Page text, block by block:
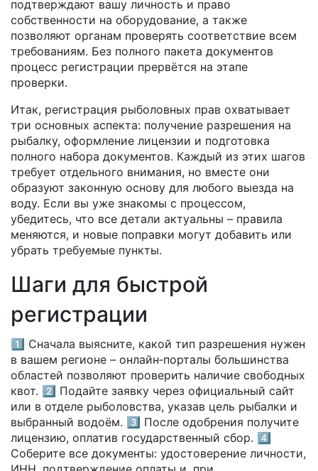
подтверждают вашу личность и право
собственности на оборудование, а также
позволяют органам проверять соответствие всем
требованиям. Без полного пакета документов
процесс регистрации прервётся на этапе
проверки.
Итак, регистрация рыболовных прав охватывает
три основных аспекта: получение разрешения на
рыбалку, оформление лицензии и подготовка
полного набора документов. Каждый из этих шагов
требует отдельного внимания, но вместе они
образуют законную основу для любого выезда на
воду. Если вы уже знакомы с процессом,
убедитесь, что все детали актуальны – правила
меняются, и новые поправки могут добавить или
убрать требуемые пункты.
Шаги для быстрой
регистрации
1️⃣ Сначала выясните, какой тип разрешения нужен
в вашем регионе – онлайн‑порталы большинства
областей позволяют проверить наличие свободных
квот. 2️⃣ Подайте заявку через официальный сайт
или в отделе рыболовства, указав цель рыбалки и
выбранный водоём. 3️⃣ После одобрения получите
лицензию, оплатив государственный сбор. 4️⃣
Соберите все документы: удостоверение личности,